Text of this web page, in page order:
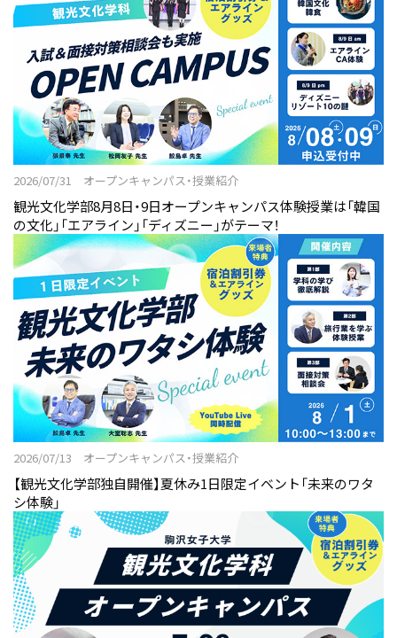
2026/07/31 オープンキャンパス・授業紹介
観光文化学部8月8日・9日オープンキャンパス体験授業は「韓国
の文化」「エアライン」「ディズニー」がテーマ！
2026/07/13 オープンキャンパス・授業紹介
【観光文化学部独自開催】夏休み1日限定イベント「未来のワタ
シ体験」